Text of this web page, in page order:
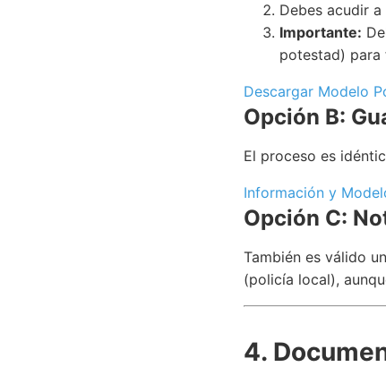
Debes acudir
Importante:
potestad) para
Descargar Modelo
Opción B:
El proceso es
Información y
Opción C:
También es válido
(policía local),
4.